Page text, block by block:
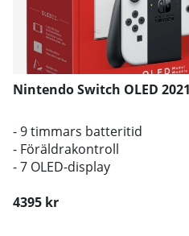
Nintendo Switch OLED
- 9 timmars batteritid
- Föräldrakontroll
- 7 OLED-display
4395 kr